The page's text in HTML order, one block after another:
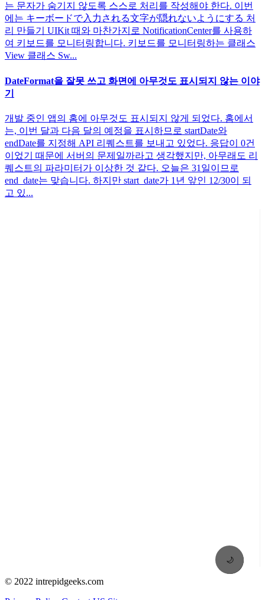
🌙
는 문자가 숨기지 않도록 스스로 처리를 작성해야 한다. 이번
에는 キーボードで入力される文字が隠れないようにする 처
리 만들기 UIKit 때와 마찬가지로 NotificationCenter를 사용하
여 키보드를 모니터링합니다. 키보드를 모니터링하는 클래스
View 클래스 Sw...
DateFormat을 잘못 쓰고 화면에 아무것도 표시되지 않는 이야
기
개발 중인 앱의 홈에 아무것도 표시되지 않게 되었다. 홈에서
는, 이번 달과 다음 달의 예정을 표시하므로 startDate와
endDate를 지정해 API 리퀘스트를 보내고 있었다. 응답이 0건
이었기 때문에 서버의 문제일까라고 생각했지만, 아무래도 리
퀘스트의 파라미터가 이상한 것 같다. 오늘은 31일이므로
end_date는 맞습니다. 하지만 start_date가 1년 앞인 12/30이 되
고 있...
© 2022 intrepidgeeks.com